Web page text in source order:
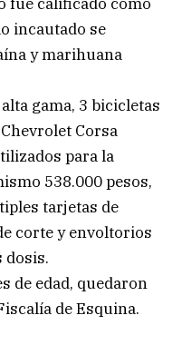
incautado se
y marihuana
gama, 3 bicicletas
Corsa
para la
538.000 pesos,
tarjetas de
corte y envoltorios
dosis.
de edad, quedaron
de Esquina.